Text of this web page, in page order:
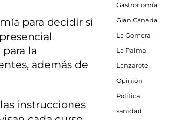
para decidir si
la
además de
instrucciones
Gastronomía
Gran Canaria
La Gomera
La Palma
Lanzarote
Opinión
Política
sanidad